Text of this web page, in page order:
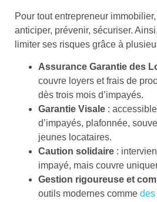
Pour tout entrepreneur
anticiper, prévenir, sécuriser.
limiter ses risques grâce à
Assurance Garantie des
couvre loyers et frais de
dès trois mois d’impayés.
Garantie Visale :
d’impayés, plafonnée,
jeunes locataires.
Caution solidaire :
impayé, mais couvre
Gestion rigoureuse et
outils modernes comme des